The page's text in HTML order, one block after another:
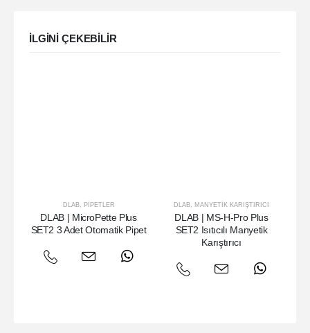
ILGINI ÇEKEBILIR
DLAB, PIPETLER
DLAB | MicroPette Plus
SET2 3 Adet Otomatik Pipet
DLAB, MANYETIK KARIŞTIRICI
DLAB | MS-H-Pro Plus
SET2 Isıtıcılı Manyetik
Karıştırıcı